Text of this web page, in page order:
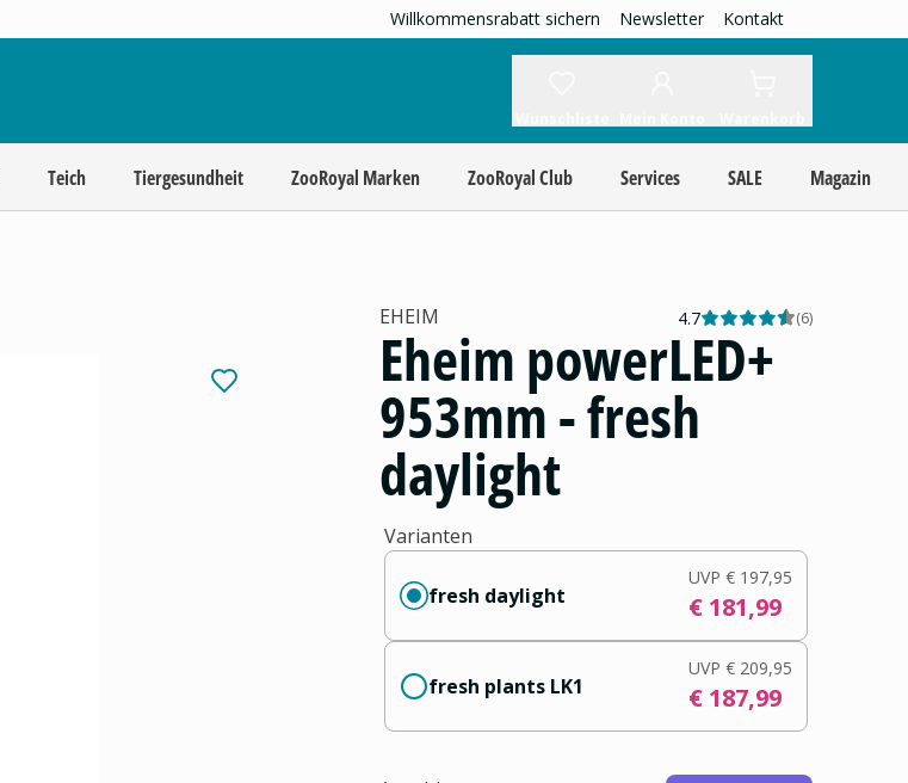
Willkommensrabatt sichern Newsletter Kontakt
Teich Tiergesundheit ZooRoyal Marken ZooRoyal Club Services SALE Magazin
EHEIM 4.7 (6)
Eheim powerLED+
953mm - fresh
daylight
Varianten
fresh daylight
UVP € 197,95
€ 181,99
fresh plants LK1
UVP € 209,95
€ 187,99